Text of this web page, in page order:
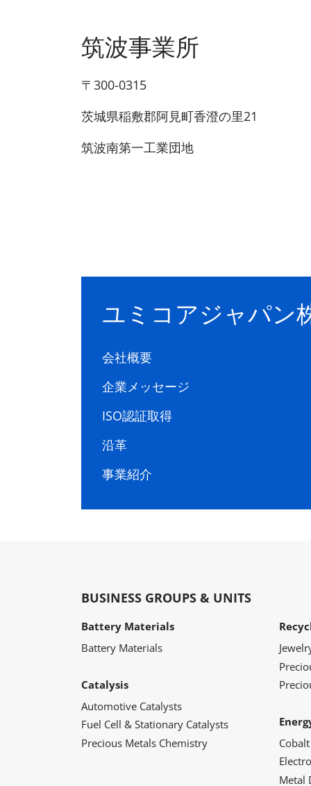
筑波事業所
〒300-0315
茨城県稲敷郡阿見町香澄の里21
筑波南第一工業団地
ユミコアジャパン
会社概要
企業メッセージ
ISO認証取得
沿革
事業紹介
BUSINESS GROUPS & UNITS
Battery Materials
Battery Materials
Catalysis
Automotive Catalysts
Fuel Cell & Stationary Catalysts
Precious Metals Chemistry
Metal